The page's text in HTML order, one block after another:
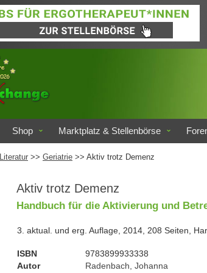
Shop Marktplatz & Stellenbörse
Literatur >> Geriatrie >> Aktiv trotz Demenz
Aktiv trotz Demenz
Handbuch für die Aktivierung und
3. aktual. und erg. Auflage, 2014, 208 Seiten,
ISBN
9783899933338
Autor
Radenbach, Johanna